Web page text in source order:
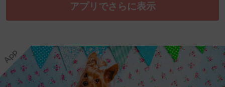
アプリでさらに表示